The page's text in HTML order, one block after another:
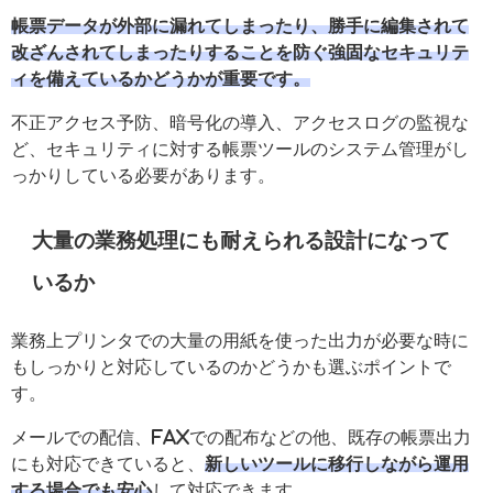
帳票データが外部に漏れてしまったり、勝手に編集されて
改ざんされてしまったりすることを防ぐ強固なセキュリテ
ィを備えているかどうかが重要です。
不正アクセス予防、暗号化の導入、アクセスログの監視な
ど、セキュリティに対する帳票ツールのシステム管理がし
っかりしている必要があります。
大量の業務処理にも耐えられる設計になって
いるか
業務上プリンタでの大量の用紙を使った出力が必要な時に
もしっかりと対応しているのかどうかも選ぶポイントで
す。
メールでの配信、FAXでの配布などの他、既存の帳票出力
にも対応できていると、 新しいツールに移行しながら運用